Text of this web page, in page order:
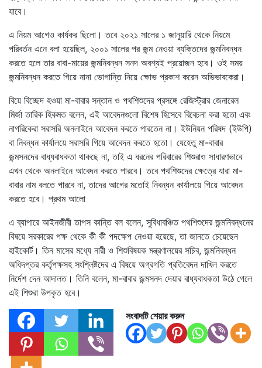
যাবে।
এ নিয়ম আগেও কার্যকর ছিলো। তবে ২০২১ সালের ১ জানুয়ারি থেকে নিয়মে
পরিবর্তন এনে বলা হয়েছিল, ২০০১ সালের পর জন্ম নেওয়া ব্যক্তিদের জন্মনিবন্ধন
করতে হলে তার বাবা-মায়ের জন্মনিবন্ধন সনদ অবশ্যই প্রয়োজন হবে। ওই সময়
জন্মনিবন্ধন করতে গিয়ে নানা ভোগান্তি নিয়ে ক্ষোভ প্রকাশ করেন অভিভাবকেরা।
বিয়ে বিচ্ছেদ হওয়া মা-বাবার সন্তান ও পথশিশুদের প্রসঙ্গে রেজিস্ট্রার জেনারেল
মির্জা তারিক হিকমত বলেন, এই আবেদনগুলো বিশেষ হিসেবে বিবেচনা করা হতো এবং
নাগরিকেরা সরাসরি অনলাইনে আবেদন করতে পারতেন না। ইউনিয়ন পরিষদ (ইউপি)
বা নিবন্ধন কার্যালয়ে সরাসরি গিয়ে আবেদন করতে হতো। যেহেতু মা-বাবার
জন্মসনদের বাধ্যবাধকতা থাকছে না, তাই এ ধরনের পরিবারের শিশুরাও সাধারণভাবে
এখন থেকে অনলাইনে আবেদন করতে পারবে। তবে পথশিশুদের ক্ষেত্রে যারা মা-
বাবার নাম বলতে পারবে না, তাদের আগের মতোই নিবন্ধন কার্যালয়ে গিয়ে আবেদন
করতে হবে। প্রথম আলো
এ ব্যাপারে আইনজীবী তাপস কান্তি বল বলেন, সুবিধাবঞ্চিত পথশিশুদের জন্মনিবন্ধনের
বিষয়ে সরকারের পক্ষ থেকে কী কী পদক্ষেপ নেওয়া হয়েছে, তা জানতে চেয়েছেন
হাইকোর্ট। তিন মাসের মধ্যে নারী ও শিশুবিষয়ক মন্ত্রণালয়ের সচিব, জন্মনিবন্ধন
অধিদপ্তর কর্তৃপক্ষসহ সংশ্লিষ্টদের এ বিষয়ে অগ্রগতি প্রতিবেদন দাখিল করতে
নির্দেশ দেন আদালত। তিনি বলেন, মা-বাবার জন্মসনদ দেয়ার বাধ্যবাধকতা উঠে গেলে
এই শিশুরা উপকৃত হবে।
সংবাদটি শেয়ার করুন